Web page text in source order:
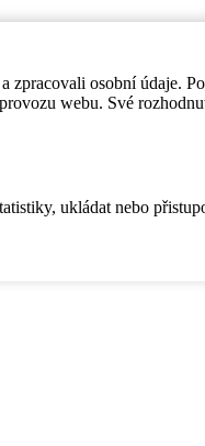
osobní údaje.
webu. Své
ukládat nebo